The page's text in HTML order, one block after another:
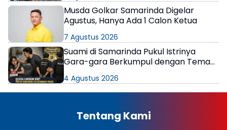
Musda Golkar Samarinda Digelar
Agustus, Hanya Ada 1 Calon Ketua
7 Agustus 2026
Suami di Samarinda Pukul Istrinya
Gara-gara Berkumpul dengan Teman
4 Agustus 2026
Tentang Kami